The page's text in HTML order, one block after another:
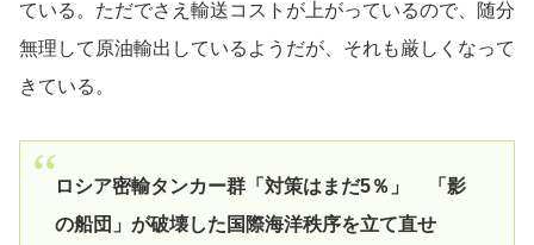
ている。ただでさえ輸送コストが上がっているので、随分
無理して原油輸出しているようだが、それも厳しくなって
きている。
ロシア密輸タンカー群「対策はまだ5％」 「影
の船団」が破壊した国際海洋秩序を立て直せ